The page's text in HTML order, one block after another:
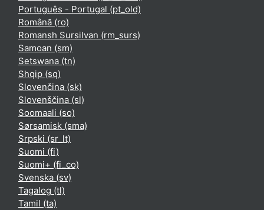
Português - Portugal ‎(pt_old)‎
Română ‎(ro)‎
Romansh Sursilvan ‎(rm_surs)‎
Samoan ‎(sm)‎
Setswana ‎(tn)‎
Shqip ‎(sq)‎
Slovenčina ‎(sk)‎
Slovenščina ‎(sl)‎
Soomaali ‎(so)‎
Sørsamisk ‎(sma)‎
Srpski ‎(sr_lt)‎
Suomi ‎(fi)‎
Suomi+ ‎(fi_co)‎
Svenska ‎(sv)‎
Tagalog ‎(tl)‎
Tamil ‎(ta)‎